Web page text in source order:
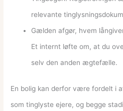
relevante
Gælden afgør, hvem
Et internt løfte om, at du
selv den anden ægtefælle.
En bolig kan derfor være fordelt i
som tinglyste ejere, og begge